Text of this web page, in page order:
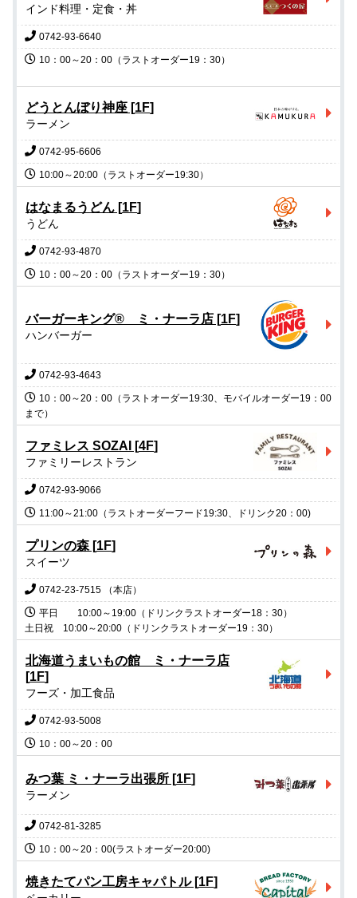
インド料理・定食・丼
0742-93-6640
10：00～20：00（ラストオーダー19：30）
どうとんぼり神座 [1F]
ラーメン
0742-95-6606
10:00～20:00（ラストオーダー19:30）
はなまるうどん [1F]
うどん
0742-93-4870
バーガーキング® ミ・ナーラ店 [1F]
ハンバーガー
0742-93-4643
10：00～20：00（ラストオーダー19:30、モバイルオーダー19：00
まで）
ファミレス SOZAI [4F]
ファミリーレストラン
0742-93-9066
プリンの森 [1F]
スイーツ
0742-23-7515 （本店）
平日　　10:00～19:00（ドリンクラストオーダー18：30）
北海道うまいもの館 ミ・ナーラ店
[1F]
フーズ・加工食品
0742-93-5008
10：00～20：00
みつ葉 ミ・ナーラ出張所 [1F]
ラーメン
0742-81-3285
10：00～20：00(ラストオーダー20:00)
焼きたてパン工房キャパトル[1F]